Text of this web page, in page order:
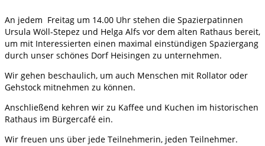
An jedem Freitag um 14.00 Uhr stehen die Spazierpatinnen
Ursula Wöll-Stepez und Helga Alfs vor dem alten Rathaus bereit,
um mit Interessierten einen maximal einstündigen Spaziergang
durch unser schönes Dorf Heisingen zu unternehmen.
Wir gehen beschaulich, um auch Menschen mit Rollator oder
Gehstock mitnehmen zu können.
Anschließend kehren wir zu Kaffee und Kuchen im historischen
Rathaus im Bürgercafé ein.
Wir freuen uns über jede Teilnehmerin, jeden Teilnehmer.